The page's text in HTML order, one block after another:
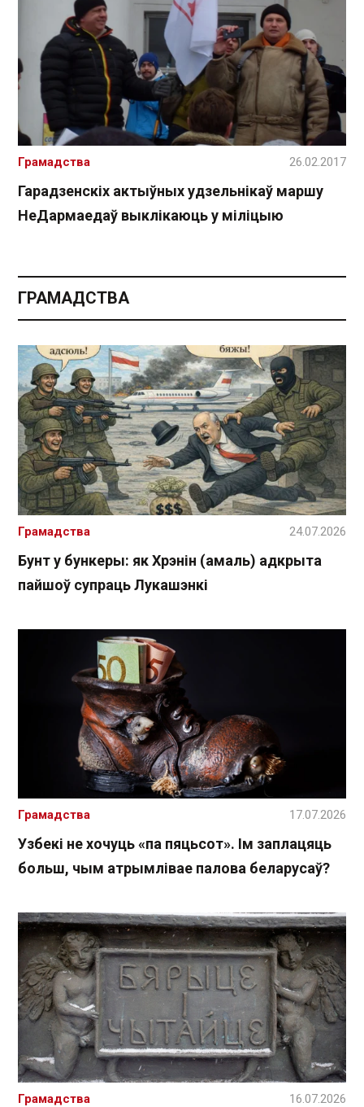
Гарадзенскіх актыўных удзельнікаў маршу
НеДармаедаў выклікаюць у міліцыю
Грамадства 26.02.2017
ГРАМАДСТВА
Бунт у бункеры: як Хрэнін (амаль) адкрыта
пайшоў супраць Лукашэнкі
Грамадства 24.07.2026
Узбекі не хочуць «па пяцьсот». Ім заплацяць
больш, чым атрымлівае палова беларусаў?
Грамадства 17.07.2026
Грамадства 16.07.2026